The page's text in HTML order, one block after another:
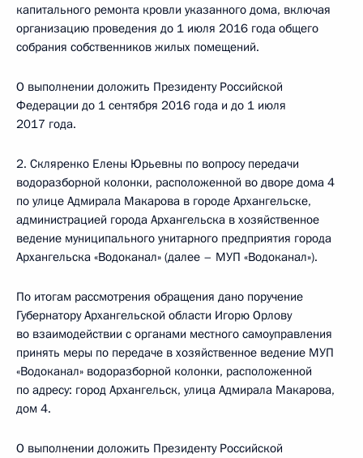
капитального ремонта кровли указанного дома, включая
организацию проведения до 1 июля 2016 года общего
собрания собственников жилых помещений.
О выполнении доложить Президенту Российской
Федерации до 1 сентября 2016 года и до 1 июля
2017 года.
2. Скляренко Елены Юрьевны по вопросу передачи
водоразборной колонки, расположенной во дворе дома 4
по улице Адмирала Макарова в городе Архангельске,
администрацией города Архангельска в хозяйственное
ведение муниципального унитарного предприятия города
Архангельска «Водоканал» (далее – МУП «Водоканал»).
По итогам рассмотрения обращения дано поручение
Губернатору Архангельской области Игорю Орлову
во взаимодействии с органами местного самоуправления
принять меры по передаче в хозяйственное ведение МУП
«Водоканал» водоразборной колонки, расположенной
по адресу: город Архангельск, улица Адмирала Макарова,
дом 4.
О выполнении доложить Президенту Российской